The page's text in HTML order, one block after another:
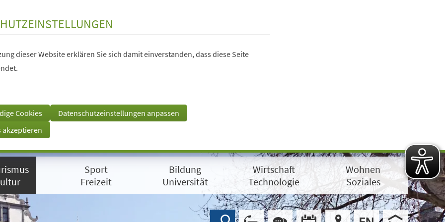
dieser Website erklären Sie sich damit einverstanden, dass diese Seite
Cookies
Datenschutzeinstellungen anpassen
akzeptieren
Sport
Freizeit
Bildung
Universität
Wirtschaft
Technologie
Wohnen
Soziales